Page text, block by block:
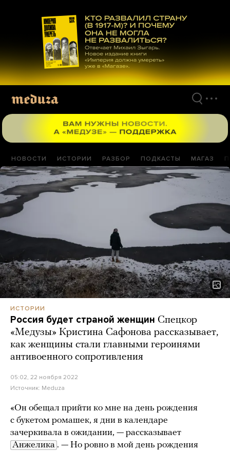
материалам
НОВОСТИ ИСТОРИИ РАЗБОР ПОДКАСТЫ МАГАЗ
ИСТОРИИ
Россия будет страной женщин Спецкор
«Медузы» Кристина Сафонова рассказывает,
как женщины стали главными героинями
антивоенного сопротивления
05:02, 22 ноября 2022
Источник: Meduza
«Он обещал прийти ко мне на день рождения
с букетом ромашек, я дни в календаре
зачеркивала в ожидании, — рассказывает
Анжелика . — Но ровно в мой день рождения